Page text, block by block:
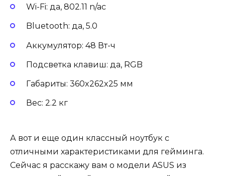
Wi-Fi: да, 802.11 n/ac
Bluetooth: да, 5.0
Аккумулятор: 48 Вт-ч
Подсветка клавиш: да, RGB
Габариты: 360x262x25 мм
Вес: 2.2 кг
А вот и еще один классный ноутбук с
отличными характеристиками для гейминга.
Сейчас я расскажу вам о модели ASUS из